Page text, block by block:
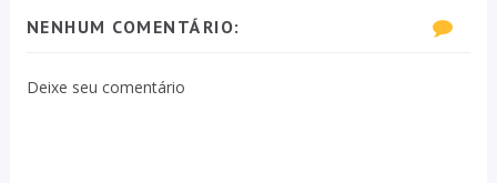
NENHUM COMENTÁRIO:
Deixe seu comentário